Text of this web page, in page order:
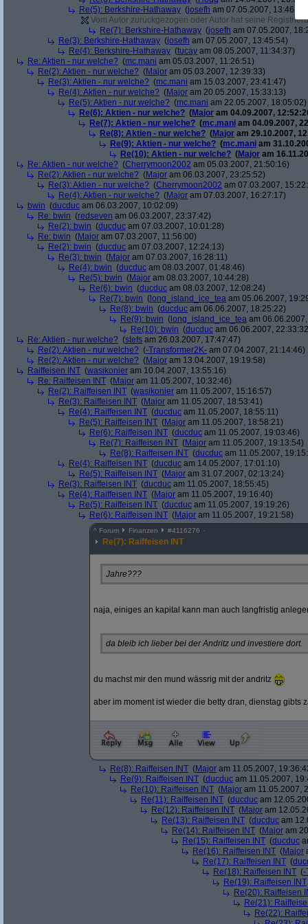
Re(5): Berkshire-Hathaway (josefh am 07.05.2007, 13:46:53)
Vom Autor zurückgezogen oder Autor hat seine
Re(7): Berkshire-Hathaway (josefh am 07.05.2007,
Re(3): Berkshire-Hathaway (josefh am 07.05.2007, 13:45:54)
Re(4): Berkshire-Hathaway (tucay am 08.05.2007, 11:34:37)
Re: Aktien - nur welche? (mc.mani am 05.03.2007, 11:26:51)
Re(2): Aktien - nur welche? (Major am 05.03.2007, 12:39:33)
Re(3): Aktien - nur welche? (mc.mani am 15.03.2007, 23:41:47)
Re(4): Aktien - nur welche? (Major am 20.05.2007, 15:33:13)
Re(5): Aktien - nur welche? (mc.mani am 22.05.2007, 18:05:02)
Re(6): Aktien - nur welche? (Major am 04.09.2007,
Re(7): Aktien - nur welche? (mc.mani am 04.09.2007,
Re(8): Aktien - nur welche? (Major am 29.10.2007,
Re(9): Aktien - nur welche? (mc.mani am
Re(10): Aktien - nur welche? (Major am
Re: Aktien - nur welche? (Cherrymoon2002 am 05.03.2007, 21:50:16)
Re(2): Aktien - nur welche? (Major am 06.03.2007, 23:25:52)
Re(3): Aktien - nur welche? (Cherrymoon2002 am 07.03.2007,
Re(4): Aktien - nur welche? (Major am 07.03.2007, 16:27:17)
bwin (ducduc am 06.03.2007, 10:02:09)
Re: bwin (redseven am 06.03.2007, 23:37:42)
Re(2): bwin (ducduc am 07.03.2007, 10:01:28)
Re: bwin (Major am 07.03.2007, 11:56:00)
Re(2): bwin (ducduc am 07.03.2007, 12:24:13)
Re(3): bwin (Major am 07.03.2007, 16:28:11)
Re(4): bwin (ducduc am 08.03.2007, 01:48:46)
Re(5): bwin (Major am 08.03.2007, 10:44:28)
Re(6): bwin (ducduc am 08.03.2007, 12:08:24)
Re(7): bwin ( long_island_ice_tea am 05.06.2007,
Re(8): bwin (ducduc am 06.06.2007, 18:25:22)
Re(9): bwin ( long_island_ice_tea am
Re(10): bwin (ducduc am 06.06.2007,
Re: Aktien - nur welche? (stefs am 26.03.2007, 17:47:47)
Re(2): Aktien - nur welche? (-Transformer2K- am 07.04.2007, 21:14:46)
Re(2): Aktien - nur welche? (Major am 13.04.2007, 19:19:58)
Raiffeisen INT (wasikonier am 10.04.2007, 13:55:16)
Re: Raiffeisen INT (Major am 11.05.2007, 10:32:46)
Re(2): Raiffeisen INT (wasikonier am 11.05.2007, 15:16:57)
Re(3): Raiffeisen INT (Major am 11.05.2007, 18:53:41)
Re(4): Raiffeisen INT (ducduc am 11.05.2007, 18:55:11)
Re(5): Raiffeisen INT (Major am 11.05.2007, 18:58:21)
Re(6): Raiffeisen INT (ducduc am 11.05.2007, 19:03:46)
Re(7): Raiffeisen INT (Major am 11.05.2007, 19:13:54)
Re(8): Raiffeisen INT (ducduc am 11.05.2007,
Re(4): Raiffeisen INT (ducduc am 14.05.2007, 17:01:10)
Re(5): Raiffeisen INT (Major am 31.07.2007, 02:13:24)
Re(3): Raiffeisen INT (ducduc am 11.05.2007, 18:55:45)
Re(4): Raiffeisen INT (Major am 11.05.2007, 19:16:40)
Re(5): Raiffeisen INT (ducduc am 11.05.2007, 19:19:26)
Re(6): Raiffeisen INT (Major am 11.05.2007, 19:21:58)
^ Forum Finanzen #4116276
Re(7): Raiffeisen INT
Jahre???
naja, einiges an kapital kann man auch langfristig
da bleib ich lieber bei der Andritz und investiere dort.
du machst mir den mund wässrig mit der andritz
aber im moment ist wieder die betty dran, dienstag gibts
Re(8): Raiffeisen INT (Major am 11.05.2007,
Re(9): Raiffeisen INT (ducduc am 11.05.2007,
Re(10): Raiffeisen INT (Major am 11.05.2007,
Re(11): Raiffeisen INT (ducduc am
Re(12): Raiffeisen INT (Major am
Re(13): Raiffeisen INT (ducduc am
Re(14): Raiffeisen INT (Major am
Re(15): Raiffeisen INT (ducduc
Re(16): Raiffeisen INT (Major
Re(17): Raiffeisen INT (
Re(18): Raiffeisen INT (-
Re(19): Raiffeisen INT
Re(20): Raiffeisen
Re(21):
Re(22):